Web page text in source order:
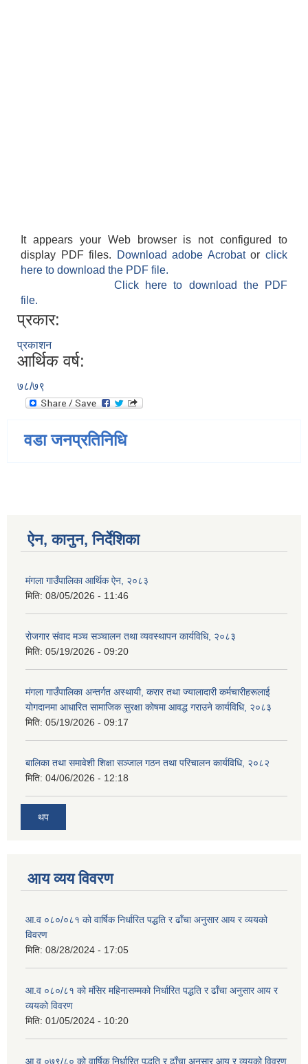
It appears your Web browser is not configured to
display PDF files.
Download adobe Acrobatorclick
here to download the PDF file.
Click here to download the PDF
file.
प्रकार:
प्रकाशन
आर्थिक वर्ष:
७८/७९
वडा जनप्रतिनिधि
ऐन, कानुन, निर्देशिका
मंगला गाउँपालिका आर्थिक ऐन, २०८३
मिति: 08/05/2026 - 11:46
रोजगार संवाद मञ्च सञ्चालन तथा व्यवस्थापन कार्यविधि, २०८३
मिति: 05/19/2026 - 09:20
मंगला गाउँपालिका अन्तर्गत अस्थायी, करार तथा ज्यालादारी कर्मचारीहरूलाई
योगदानमा आधारित सामाजिक सुरक्षा कोषमा आवद्ध गराउने कार्यविधि, २०८३
मिति: 05/19/2026 - 09:17
बालिका तथा समावेशी शिक्षा सञ्जाल गठन तथा परिचालन कार्यविधि, २०८२
मिति: 04/06/2026 - 12:18
थप
आय व्यय विवरण
आ.व ०८०/०८१ को वार्षिक निर्धारित पद्धति र ढाँचा अनुसार आय र व्ययको
विवरण
मिति: 08/28/2024 - 17:05
आ.व ०८०/८१ को मंसिर महिनासम्मको निर्धारित पद्धति र ढाँचा अनुसार आय र
व्ययको विवरण
मिति: 01/05/2024 - 10:20
आ.व ०७९/८० को वार्षिक निर्धारित पद्धति र ढाँचा अनुसार आय र व्ययको विवरण